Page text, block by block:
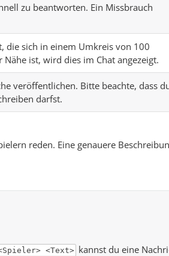
zu beantworten. Ein Missbrauch
die sich in einem Umkreis von 100
ist, wird dies im Chat angezeigt.
veröffentlichen. Bitte beachte, dass
darfst.
reden. Eine genauere
<Text> kannst du eine